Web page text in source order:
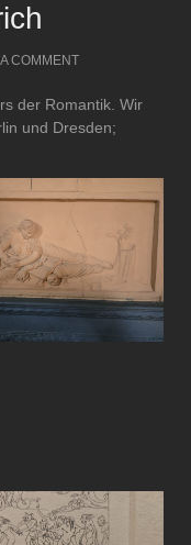
COMMENT
der Romantik. Wir
und Dresden;